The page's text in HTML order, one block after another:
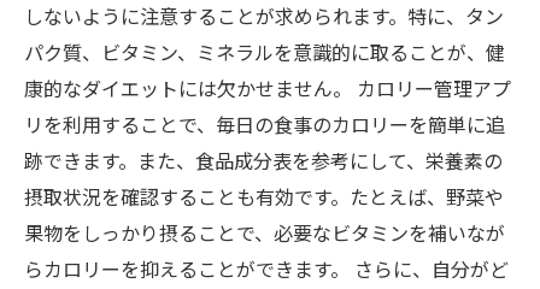
しないように注意することが求められます。特に、タン
パク質、ビタミン、ミネラルを意識的に取ることが、健
康的なダイエットには欠かせません。 カロリー管理アプ
リを利用することで、毎日の食事のカロリーを簡単に追
跡できます。また、食品成分表を参考にして、栄養素の
摂取状況を確認することも有効です。たとえば、野菜や
果物をしっかり摂ることで、必要なビタミンを補いなが
らカロリーを抑えることができます。 さらに、自分がど